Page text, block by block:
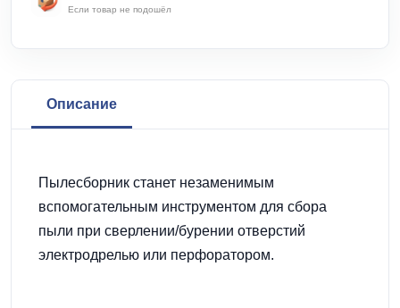
Если товар не подошёл
Описание
Пылесборник станет незаменимым
вспомогательным инструментом для сбора
пыли при сверлении/бурении отверстий
электродрелью или перфоратором.